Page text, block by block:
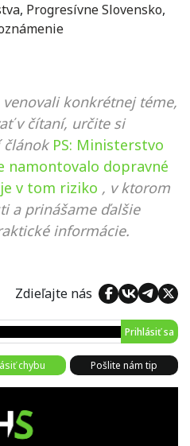
, Progresívne Slovensko,
konkrétnej téme,
v čítaní, určite si
článok PS: Ministerstvo
namontovalo dopravné
v tom riziko , v ktorom
a prinášame ďalšie
informácie.
Zdieľajte nás
Prihlásiť sa
chybu Pošlite nám tip